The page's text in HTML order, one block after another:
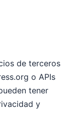
de terceros
o APIs
tener
y